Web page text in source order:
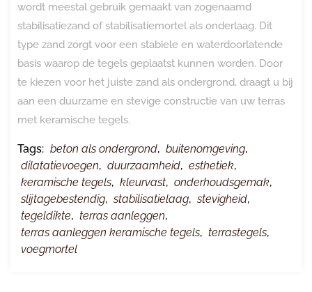
wordt meestal gebruik gemaakt van zogenaamd
stabilisatiezand of stabilisatiemortel als onderlaag. Dit
type zand zorgt voor een stabiele en waterdoorlatende
basis waarop de tegels geplaatst kunnen worden. Door
te kiezen voor het juiste zand als ondergrond, draagt u bij
aan een duurzame en stevige constructie van uw terras
met keramische tegels.
Tags: beton als ondergrond, buitenomgeving,
dilatatievoegen, duurzaamheid, esthetiek,
keramische tegels, kleurvast, onderhoudsgemak,
slijtagebestendig, stabilisatielaag, stevigheid,
tegeldikte, terras aanleggen,
terras aanleggen keramische tegels, terrastegels,
voegmortel